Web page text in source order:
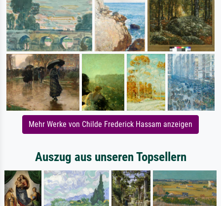
Mehr Werke von Childe Frederick Hassam anzeigen
Auszug aus unseren Topsellern